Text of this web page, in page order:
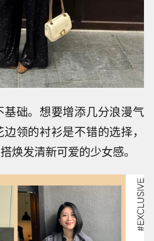
础。想要增添几分浪漫气
领的衬衫是不错的选择，
焕发清新可爱的少女感。